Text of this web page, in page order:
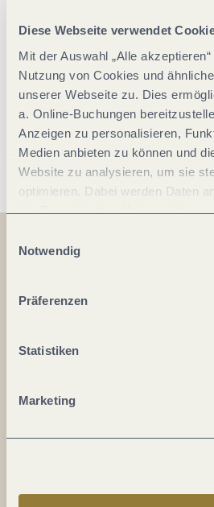
Diese Webseite verwendet
Mit der Auswahl „Alle
Nutzung von Cookies und
unserer Webseite zu. Dies
a. Online-Buchungen
Anzeigen zu personalisieren,
Medien anbieten zu können und
Website zu analysieren, um sie
optimieren. Dabei werden Daten
der Europäischen Union
jederzeit widerrufen werden. Mit
ablehnen" kann es zu
Notwendig
Präferenzen
Statistiken
Marketing
Im Kalender
Samstag,
22.08.2026
21:00
Freitag,
28.08.2026
21:00
Samstag,
29.08.2026
21:00
Weitere Termine laden
56841 Traben-Trarbach